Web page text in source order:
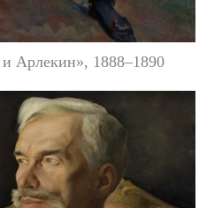
Арлекин», 1888–1890